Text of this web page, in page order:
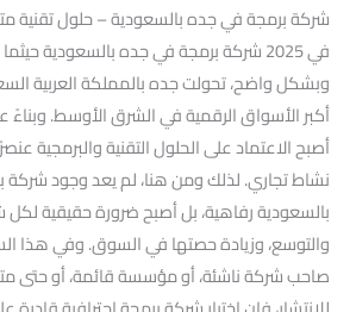
شركة برمجة في جده بالسعودية – حلول تقنية
في 2025 شركة برمجة في جده بالسعودية
وبشكل واضح، تحولت جده بالمملكة العربية
أكبر الأسواق الرقمية في الشرق الأوسط. وبناءً
أصبح الاعتماد على الحلول التقنية والبرمجية
نشاط تجاري. لذلك ومن هنا، لم يعد وجود
بالسعودية رفاهية، بل أصبح ضرورة حقيقية
والتوسع، وزيادة حصتها في السوق. وفي هذا
صاحب شركة ناشئة، أو مؤسسة قائمة، أو حتى